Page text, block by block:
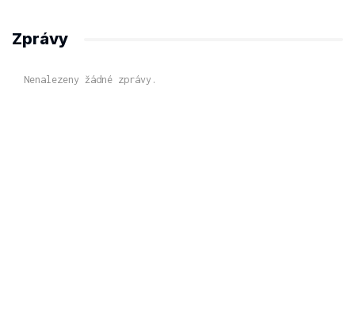
Zprávy
Nenalezeny žádné zprávy.